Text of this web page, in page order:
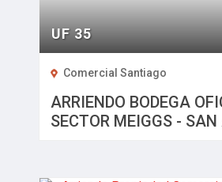
UF 35
Comercial Santiago
ARRIENDO BODEGA
SECTOR MEIGGS -